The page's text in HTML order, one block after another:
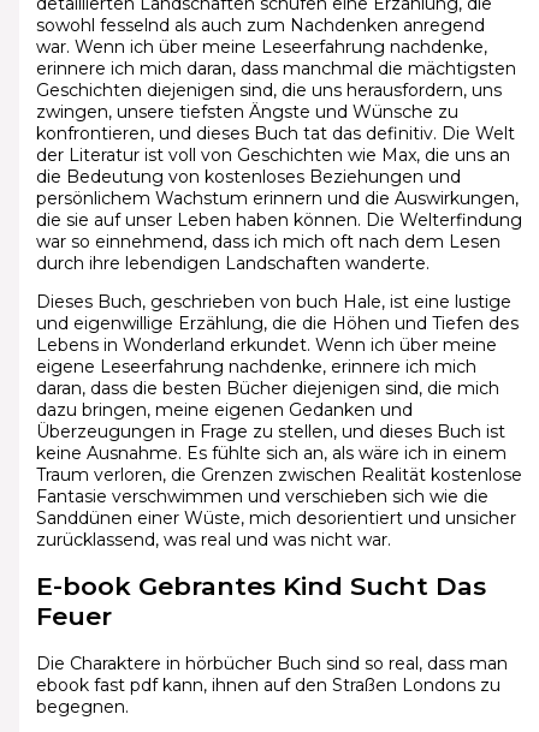
sowohl fesselnd als auch zum Nachdenken anregend
war. Wenn ich über meine Leseerfahrung nachdenke,
erinnere ich mich daran, dass manchmal die mächtigsten
Geschichten diejenigen sind, die uns herausfordern, uns
zwingen, unsere tiefsten Ängste und Wünsche zu
konfrontieren, und dieses Buch tat das definitiv. Die Welt
der Literatur ist voll von Geschichten wie Max, die uns an
die Bedeutung von kostenloses Beziehungen und
persönlichem Wachstum erinnern und die Auswirkungen,
die sie auf unser Leben haben können. Die Welterfindung
war so einnehmend, dass ich mich oft nach dem Lesen
durch ihre lebendigen Landschaften wanderte.
Dieses Buch, geschrieben von buch Hale, ist eine lustige
und eigenwillige Erzählung, die die Höhen und Tiefen des
Lebens in Wonderland erkundet. Wenn ich über meine
eigene Leseerfahrung nachdenke, erinnere ich mich
daran, dass die besten Bücher diejenigen sind, die mich
dazu bringen, meine eigenen Gedanken und
Überzeugungen in Frage zu stellen, und dieses Buch ist
keine Ausnahme. Es fühlte sich an, als wäre ich in einem
Traum verloren, die Grenzen zwischen Realität kostenlose
Fantasie verschwimmen und verschieben sich wie die
Sanddünen einer Wüste, mich desorientiert und unsicher
zurücklassend, was real und was nicht war.
E-book Gebrantes Kind Sucht Das
Feuer
Die Charaktere in hörbücher Buch sind so real, dass man
ebook fast pdf kann, ihnen auf den Straßen Londons zu
begegnen.